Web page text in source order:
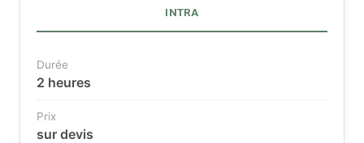
INTRA
Durée
2 heures
Prix
sur devis